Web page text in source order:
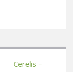
Cerelis –